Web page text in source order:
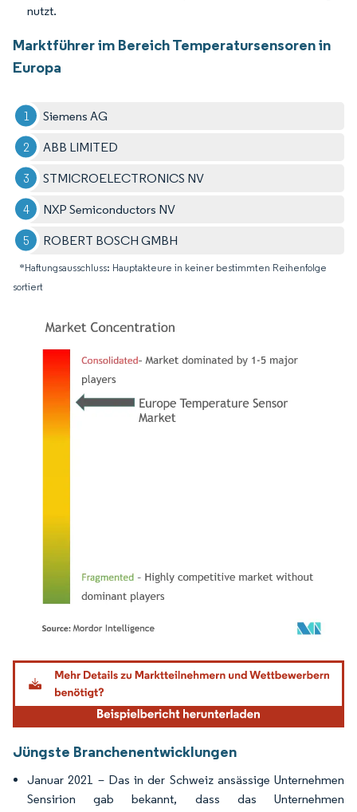
nutzt.
Marktführer im Bereich Temperatursensoren in
Europa
Siemens AG
ABB LIMITED
STMICROELECTRONICS NV
NXP Semiconductors NV
ROBERT BOSCH GMBH
*Haftungsausschluss: Hauptakteure in keiner bestimmten Reihenfolge
sortiert
Bild © Mordor Intelligence. Wiederverwendung erfordert Namensnennung gemäß
Jüngste Branchenentwicklungen
Januar 2021 – Das in der Schweiz ansässige Unternehmen
Sensirion gab bekannt, dass das Unternehmen